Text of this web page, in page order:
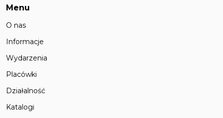
Menu
O nas
Informacje
Wydarzenia
Placówki
Działalność
Katalogi